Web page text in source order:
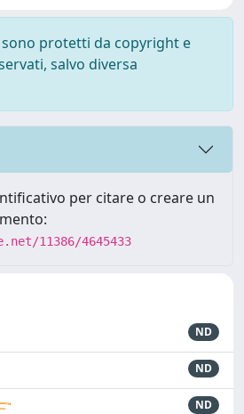
protetti da copyright e
salvo diversa
per citare o creare un
11386/4645433
ND
ND
ND